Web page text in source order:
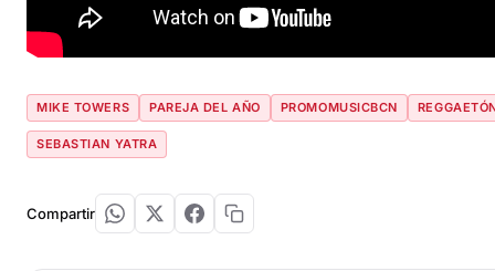
MIKE TOWERS PAREJA DEL AÑO PROMOMUSICBCN
SEBASTIAN YATRA
Compartir